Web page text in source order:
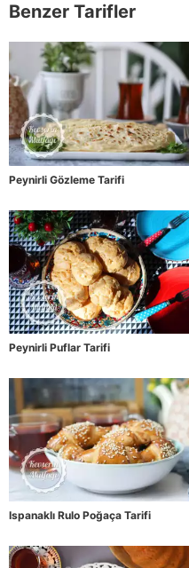
Benzer Tarifler
Peynirli Gözleme Tarifi
Peynirli Puflar Tarifi
Ispanaklı Rulo Poğaça Tarifi